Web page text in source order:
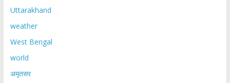
Uttarakhand
weather
West Bengal
world
अमृतसर